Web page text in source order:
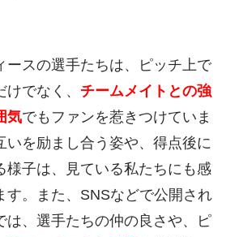
ースの選手たちは、ピッチ上で
けでなく、 チームメイトとの強
気でもファンを惹きつけていま
いを励まし合う姿や、得点後に
様子は、見ている私たちにも感
す。また、SNSなどで公開され
は、選手たちの仲の良さや、ピ